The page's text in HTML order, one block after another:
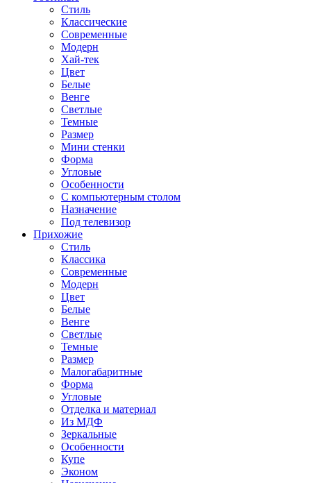
Стиль
Классические
Современные
Модерн
Хай-тек
Цвет
Белые
Венге
Светлые
Темные
Размер
Мини стенки
Форма
Угловые
Особенности
С компьютерным столом
Назначение
Под телевизор
Прихожие
Стиль
Классика
Современные
Модерн
Цвет
Белые
Венге
Светлые
Темные
Размер
Малогабаритные
Форма
Угловые
Отделка и материал
Из МДФ
Зеркальные
Особенности
Купе
Эконом